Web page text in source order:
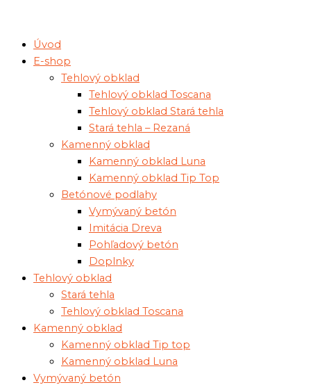
Úvod
E-shop
Tehlový obklad
Tehlový obklad Toscana
Tehlový obklad Stará tehla
Stará tehla – Rezaná
Kamenný obklad
Kamenný obklad Luna
Kamenný obklad Tip Top
Betónové podlahy
Vymývaný betón
Imitácia Dreva
Pohľadový betón
Doplnky
Tehlový obklad
Stará tehla
Tehlový obklad Toscana
Kamenný obklad
Kamenný obklad Tip top
Kamenný obklad Luna
Vymývaný betón